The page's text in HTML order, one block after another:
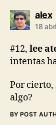
alex
18
#12, lee
intentas
Por
algo?
BY POST